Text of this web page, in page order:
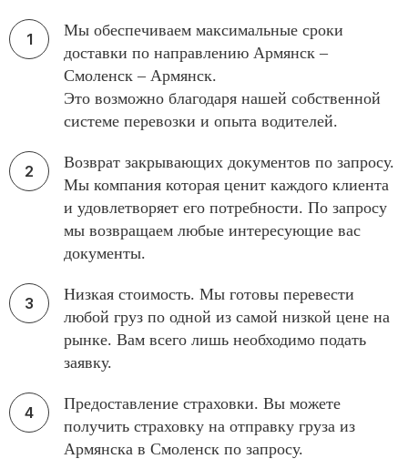
Мы обеспечиваем максимальные сроки
доставки по направлению Армянск –
Смоленск – Армянск.
Это возможно благодаря нашей собственной
системе перевозки и опыта водителей.
Возврат закрывающих документов по запросу.
Мы компания которая ценит каждого клиента
и удовлетворяет его потребности. По запросу
мы возвращаем любые интересующие вас
документы.
Низкая стоимость. Мы готовы перевести
любой груз по одной из самой низкой цене на
рынке. Вам всего лишь необходимо подать
заявку.
Предоставление страховки. Вы можете
получить страховку на отправку груза из
Армянска в Смоленск по запросу.